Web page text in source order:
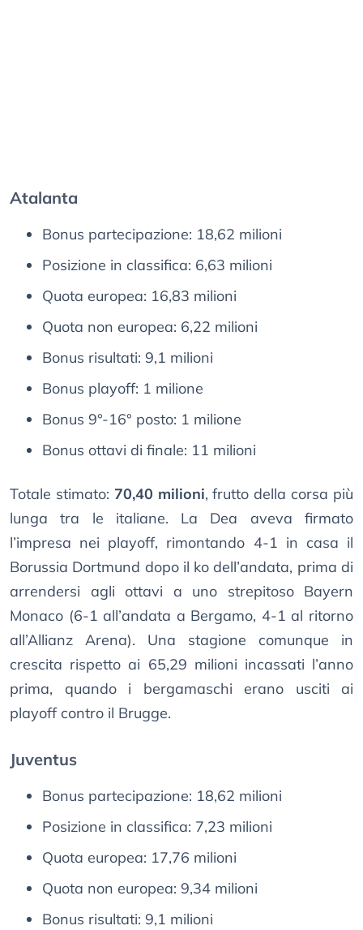
Atalanta
Bonus partecipazione: 18,62 milioni
Posizione in classifica: 6,63 milioni
Quota europea: 16,83 milioni
Quota non europea: 6,22 milioni
Bonus risultati: 9,1 milioni
Bonus playoff: 1 milione
Bonus 9°-16° posto: 1 milione
Bonus ottavi di finale: 11 milioni
Totale stimato: 70,40 milioni, frutto della corsa più
lunga tra le italiane. La Dea aveva firmato
l’impresa nei playoff, rimontando 4-1 in casa il
Borussia Dortmund dopo il ko dell’andata, prima di
arrendersi agli ottavi a uno strepitoso Bayern
Monaco (6-1 all’andata a Bergamo, 4-1 al ritorno
all’Allianz Arena). Una stagione comunque in
crescita rispetto ai 65,29 milioni incassati l’anno
prima, quando i bergamaschi erano usciti ai
playoff contro il Brugge.
Juventus
Bonus partecipazione: 18,62 milioni
Posizione in classifica: 7,23 milioni
Quota europea: 17,76 milioni
Quota non europea: 9,34 milioni
Bonus risultati: 9,1 milioni